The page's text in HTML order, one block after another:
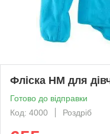
Фліска НМ для
Готово до відправки
Код: 4000
Роздріб